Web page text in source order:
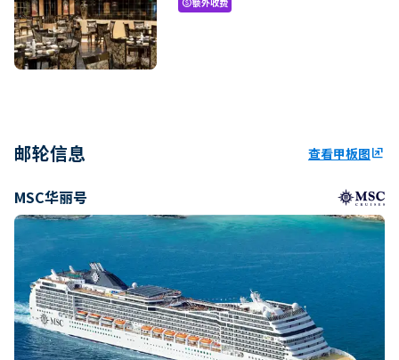
paid
邮轮信息 查看甲板图ungroup
MSC华丽号